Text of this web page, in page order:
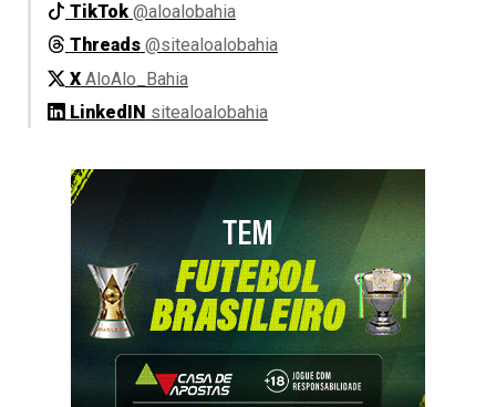
TikTok @aloalobahia
Threads @sitealoalobahia
X AloAlo_Bahia
LinkedIN sitealoalobahia